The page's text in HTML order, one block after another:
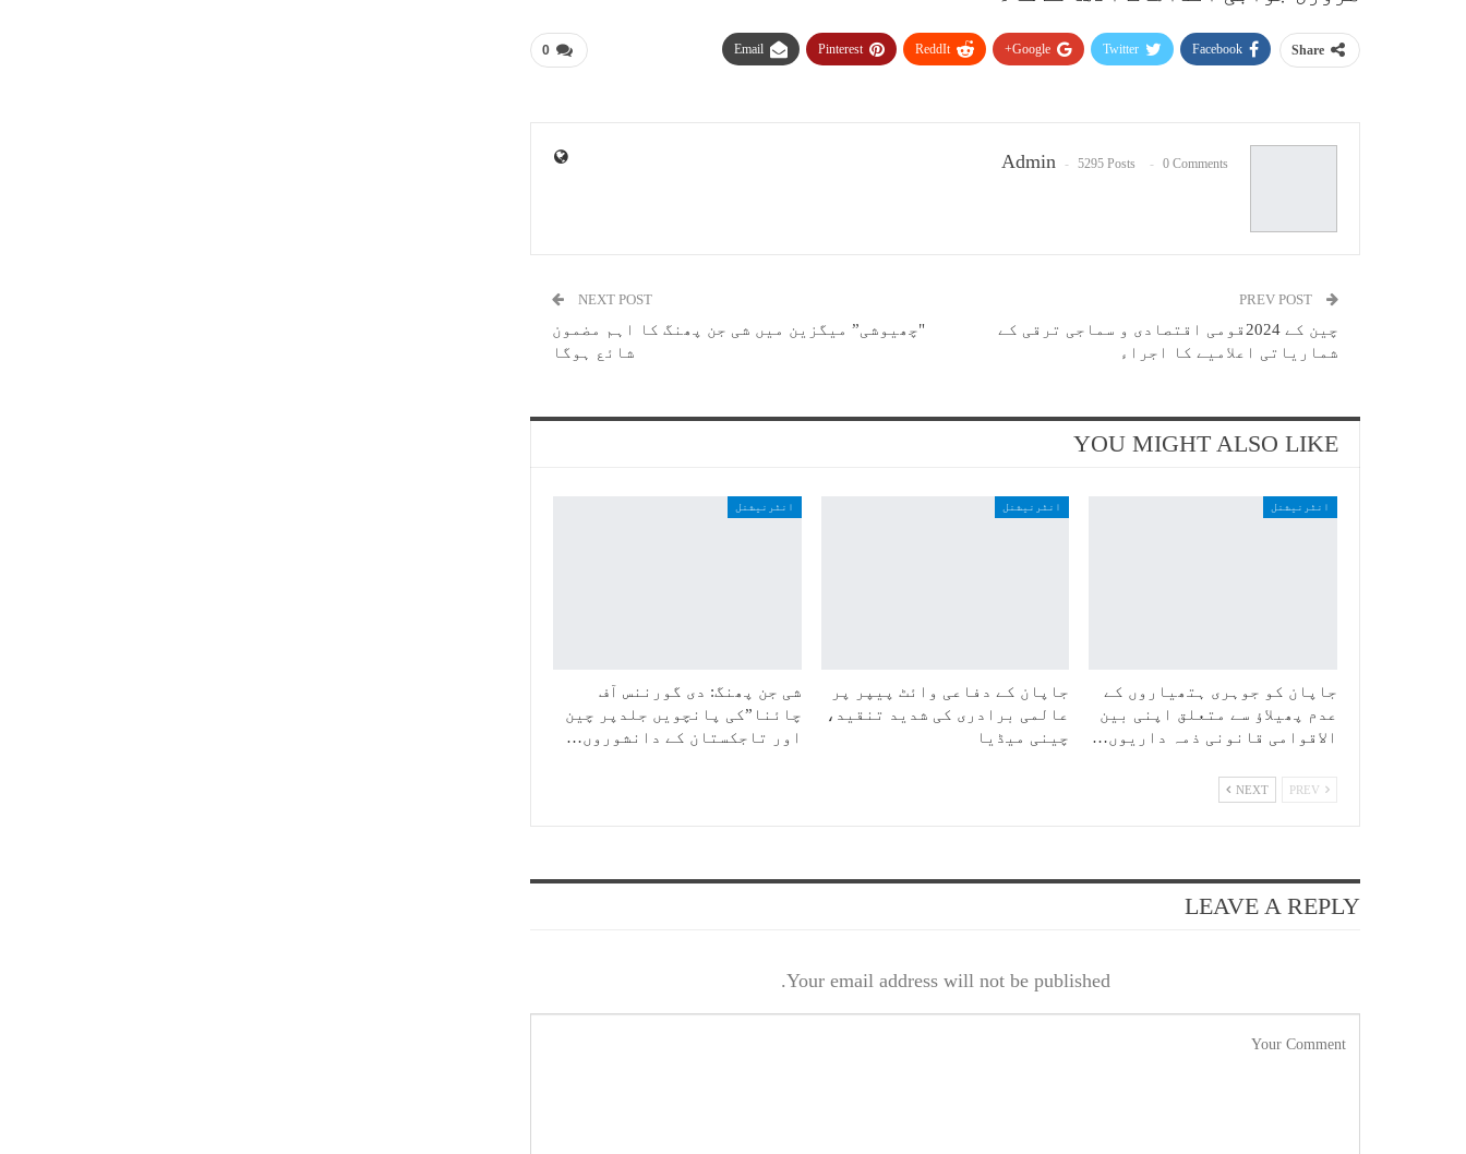
0 Share
Facebook
Twitter
Google+
ReddIt
Pinterest
Email
Admin 5295 Posts 0 Comments
چین کے 2024قومی اقتصادی و سماجی ترقی کے
شماریاتی اعلامیے کا اجراء
NEXT POST
"چھیوشی” میگزین میں شی جن پھنگ کا اہم مضمون
شائع ہوگا
YOU MIGHT ALSO LIKE
انٹرنیشنل
جاپان کو جوہری ہتھیاروں کے
عدم پھیلاؤ سے متعلق اپنی بین
الاقوامی قانونی ذمہ داریوں…
انٹرنیشنل
جاپان کے دفاعی وائٹ پیپر پر
عالمی برادری کی شدید تنقید،
چینی میڈیا
انٹرنیشنل
شی جن پھنگ: دی گورننس آف
چائنا”کی پانچویں جلدپر چین
اور تاجکستان کے دانشوروں…
NEXT
LEAVE A REPLY
Your email address will not be published.